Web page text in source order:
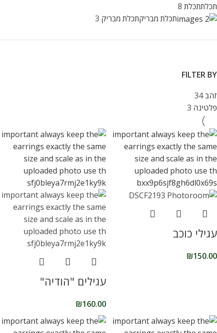
תכלתתכלת 8
תכלת מבריקתכלת מבריק 3
FILTER BY
זהב 34
פלטינה 3
עגילי כוכב
₪150.00
עגילים "הודיה"
₪160.00